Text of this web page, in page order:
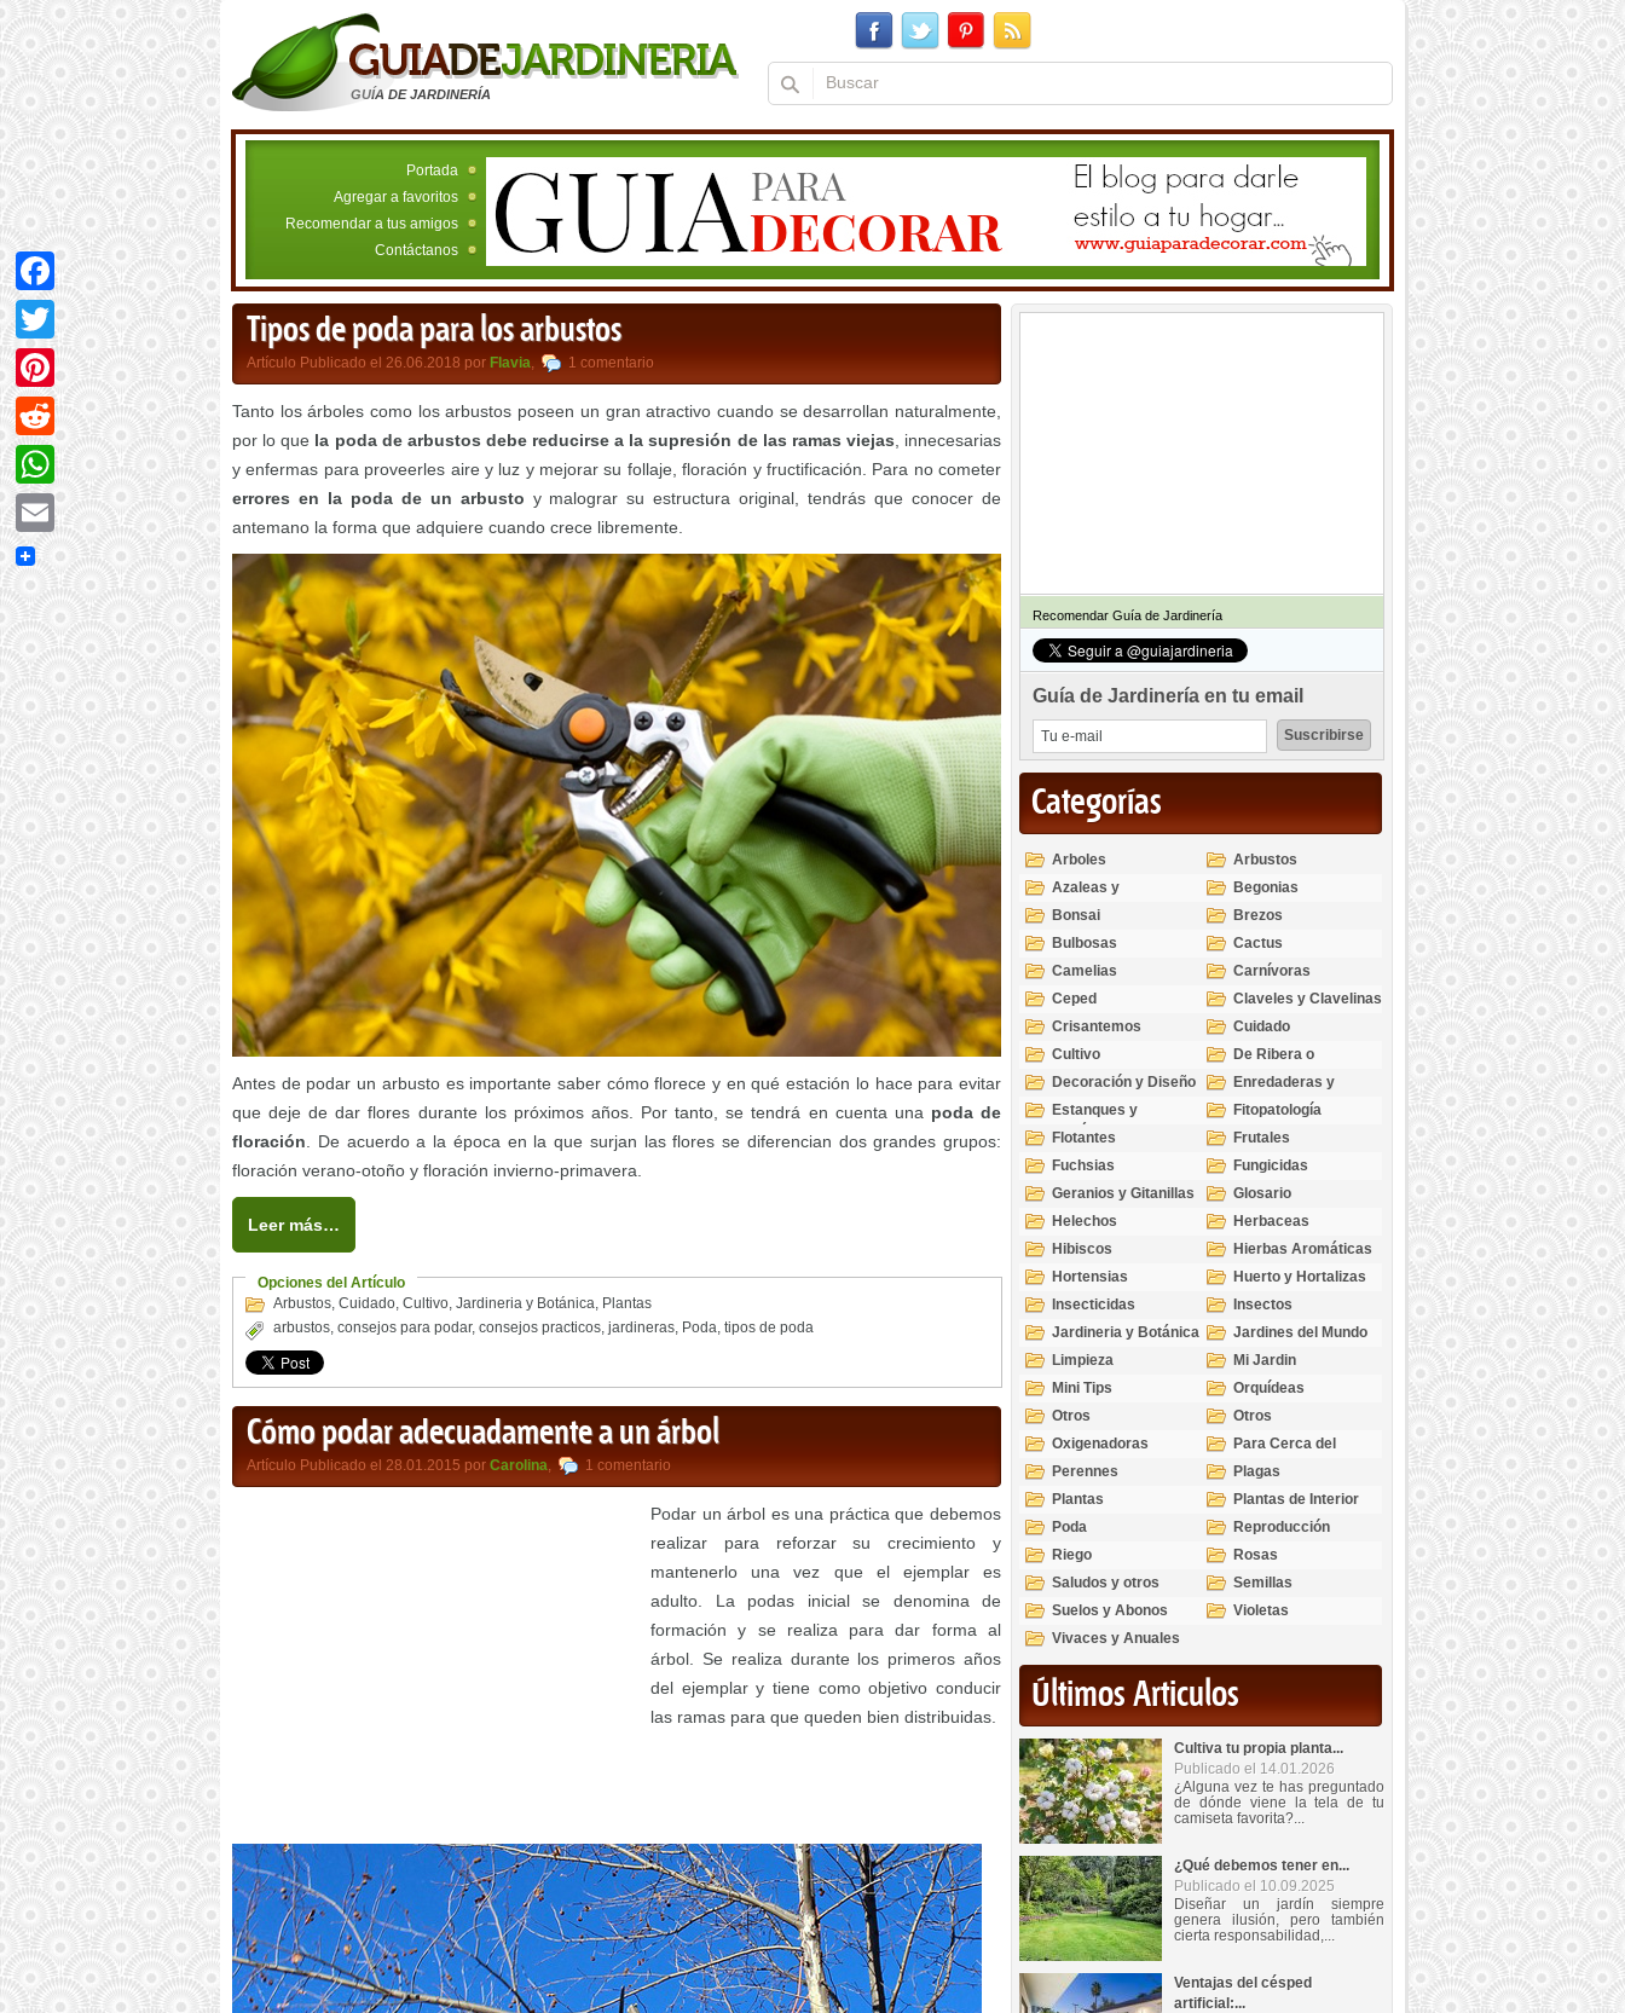
GUÍA DE JARDINERÍA
Portada
Agregar a favoritos
Recomendar a tus amigos
Contáctanos
Tipos de poda para los arbustos
Artículo Publicado el 26.06.2018 por Flavia, 1 comentario
Tanto los árboles como los arbustos poseen un gran atractivo cuando se desarrollan naturalmente,
por lo que la poda de arbustos debe reducirse a la supresión de las ramas viejas , innecesarias
y enfermas para proveerles aire y luz y mejorar su follaje, floración y fructificación. Para no cometer
errores en la poda de un arbusto y malograr su estructura original, tendrás que conocer de
antemano la forma que adquiere cuando crece libremente.
Antes de podar un arbusto es importante saber cómo florece y en qué estación lo hace para evitar
que deje de dar flores durante los próximos años. Por tanto, se tendrá en cuenta una poda de
floración . De acuerdo a la época en la que surjan las flores se diferencian dos grandes grupos:
floración verano-otoño y floración invierno-primavera.
Leer más…
Opciones del Artículo
Arbustos, Cuidado, Cultivo, Jardineria y Botánica, Plantas
arbustos, consejos para podar, consejos practicos, jardineras, Poda, tipos de poda
Cómo podar adecuadamente a un árbol
Artículo Publicado el 28.01.2015 por Carolina, 1 comentario
Podar un árbol es una práctica que debemos
realizar para reforzar su crecimiento y
mantenerlo una vez que el ejemplar es
adulto. La podas inicial se denomina de
formación y se realiza para dar forma al
árbol. Se realiza durante los primeros años
del ejemplar y tiene como objetivo conducir
las ramas para que queden bien distribuidas.
Recomendar Guía de Jardinería
Guía de Jardinería en tu email
Categorías
Arboles
Arbustos
Azaleas y
Rododendros
Begonias
Bonsai
Brezos
Bulbosas
Cactus
Camelias
Carnívoras
Ceped
Claveles y Clavelinas
Crisantemos
Cuidado
Cultivo
De Ribera o
Palustres
Decoración y Diseño
Enredaderas y
cubresuelos
Estanques y
Acuáticas
Fitopatología
Flotantes
Frutales
Fuchsias
Fungicidas
Geranios y Gitanillas
Glosario
Helechos
Herbaceas
Hibiscos
Hierbas Aromáticas
Hortensias
Huerto y Hortalizas
Insecticidas
Insectos
Jardineria y Botánica
Jardines del Mundo
Limpieza
Mi Jardin
Mini Tips
Orquídeas
Otros
Otros
Oxigenadoras
Para Cerca del
Estanque
Perennes
Plagas
Plantas
Plantas de Interior
Poda
Reproducción
Riego
Rosas
Saludos y otros
temas
Semillas
Suelos y Abonos
Violetas
Vivaces y Anuales
Últimos Articulos
Cultiva tu propia planta...
Publicado el 14.01.2026
¿Alguna vez te has preguntado
de dónde viene la tela de tu
camiseta favorita?...
¿Qué debemos tener en...
Publicado el 10.09.2025
Diseñar un jardín siempre
genera ilusión, pero también
cierta responsabilidad,...
Ventajas del césped
artificial:...
Facebook
Twitter
Pinterest
Reddit
WhatsApp
Email